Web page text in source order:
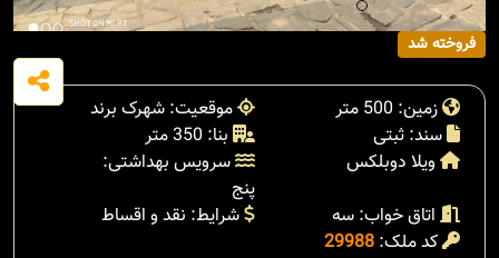
فروخته شد
زمین: 500 متر
موقعیت: شهرک برند
سند: ثبتی
بنا: 350 متر
ویلا دوبلکس
سرویس بهداشتی:
پنج
اتاق خواب: سه
شرایط: نقد و اقساط
کد ملک: 29988